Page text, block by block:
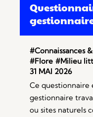
#Connaissances
#Flore #Milieu
31 MAI 2026
Ce questionnaire
gestionnaire
ou sites naturels